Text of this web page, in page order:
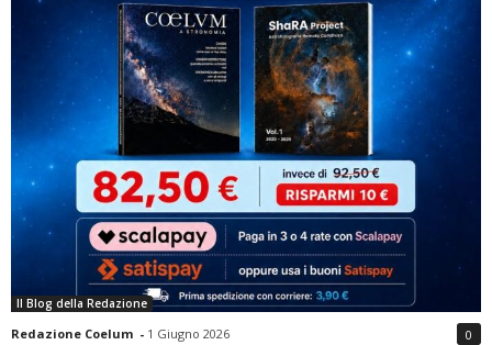
Il Blog della Redazione
Redazione Coelum - 1 Giugno 2026 0